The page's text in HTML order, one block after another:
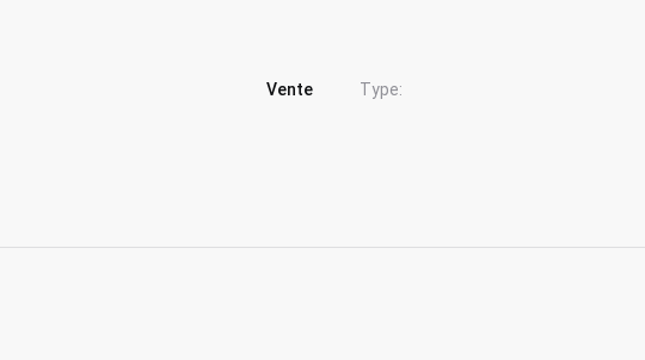
Vente Type: